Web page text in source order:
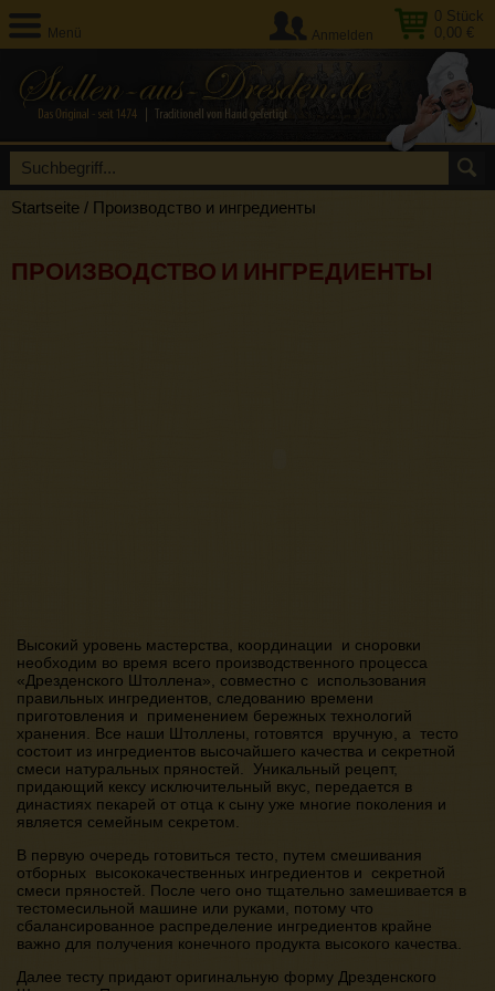
Menü
0 Stück
0,00 €
Anmelden
Startseite / Производство и ингредиенты
ПРОИЗВОДСТВО И ИНГРЕДИЕНТЫ
Высокий уровень мастерства, координации и сноровки
необходим во время всего производственного процесса
«Дрезденского Штоллена», совместно с использования
правильных ингредиентов, следованию времени
приготовления и применением бережных технологий
хранения. Все наши Штоллены, готовятся вручную, а тесто
состоит из ингредиентов высочайшего качества и секретной
смеси натуральных пряностей. Уникальный рецепт,
придающий кексу исключительный вкус, передается в
династиях пекарей от отца к сыну уже многие поколения и
является семейным секретом.
В первую очередь готовиться тесто, путем смешивания
отборных высококачественных ингредиентов и секретной
смеси пряностей. После чего оно тщательно замешивается в
тестомесильной машине или руками, потому что
сбалансированное распределение ингредиентов крайне
важно для получения конечного продукта высокого качества.
Далее тесту придают оригинальную форму Дрезденского